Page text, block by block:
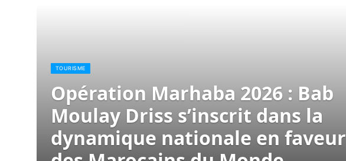
TOURISME
Opération Marhaba 2026 : Bab
Moulay Driss s’inscrit dans la
dynamique nationale en faveur